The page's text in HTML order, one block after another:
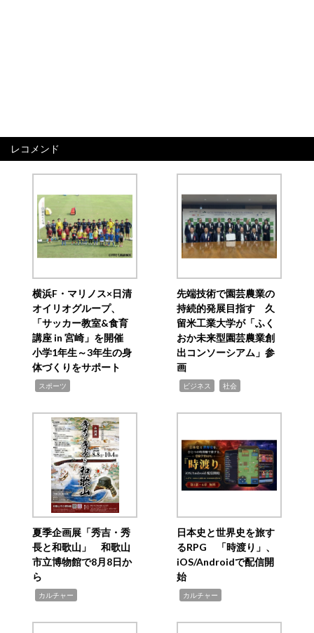
レコメンド
横浜F・マリノス×日清
オイリオグループ、
「サッカー教室&食育
講座 in 宮崎」を開催
小学1年生～3年生の身
体づくりをサポート
スポーツ
先端技術で園芸農業の
持続的発展目指す 久
留米工業大学が「ふく
おか未来型園芸農業創
出コンソーシアム」参
画
ビジネス 社会
夏季企画展「秀吉・秀
長と和歌山」 和歌山
市立博物館で8月8日か
ら
カルチャー
日本史と世界史を旅す
るRPG 「時渡り」、
iOS/Androidで配信開
始
カルチャー